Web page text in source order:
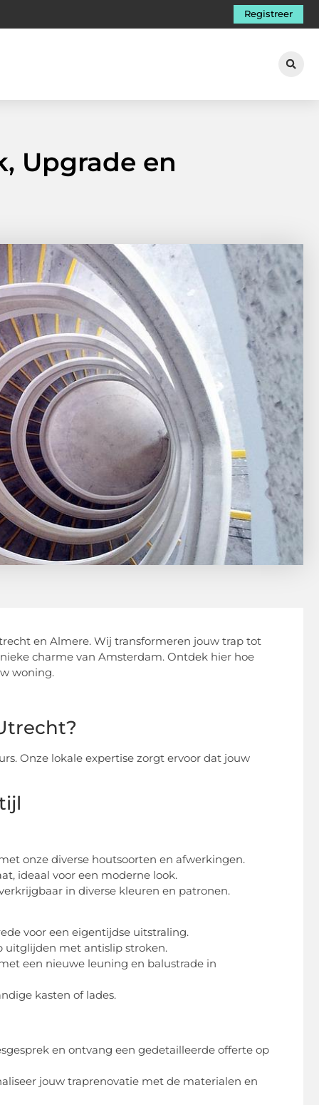
Registreer
Upgrade en
en Almere. Wij transformeren jouw trap tot
charme van Amsterdam. Ontdek hier hoe
woning.
Onze lokale expertise zorgt ervoor dat jouw
onze diverse houtsoorten en afwerkingen.
ideaal voor een moderne look.
in diverse kleuren en patronen.
voor een eigentijdse uitstraling.
uitglijden met antislip stroken.
een nieuwe leuning en balustrade in
kasten of lades.
en ontvang een gedetailleerde offerte op
jouw traprenovatie met de materialen en